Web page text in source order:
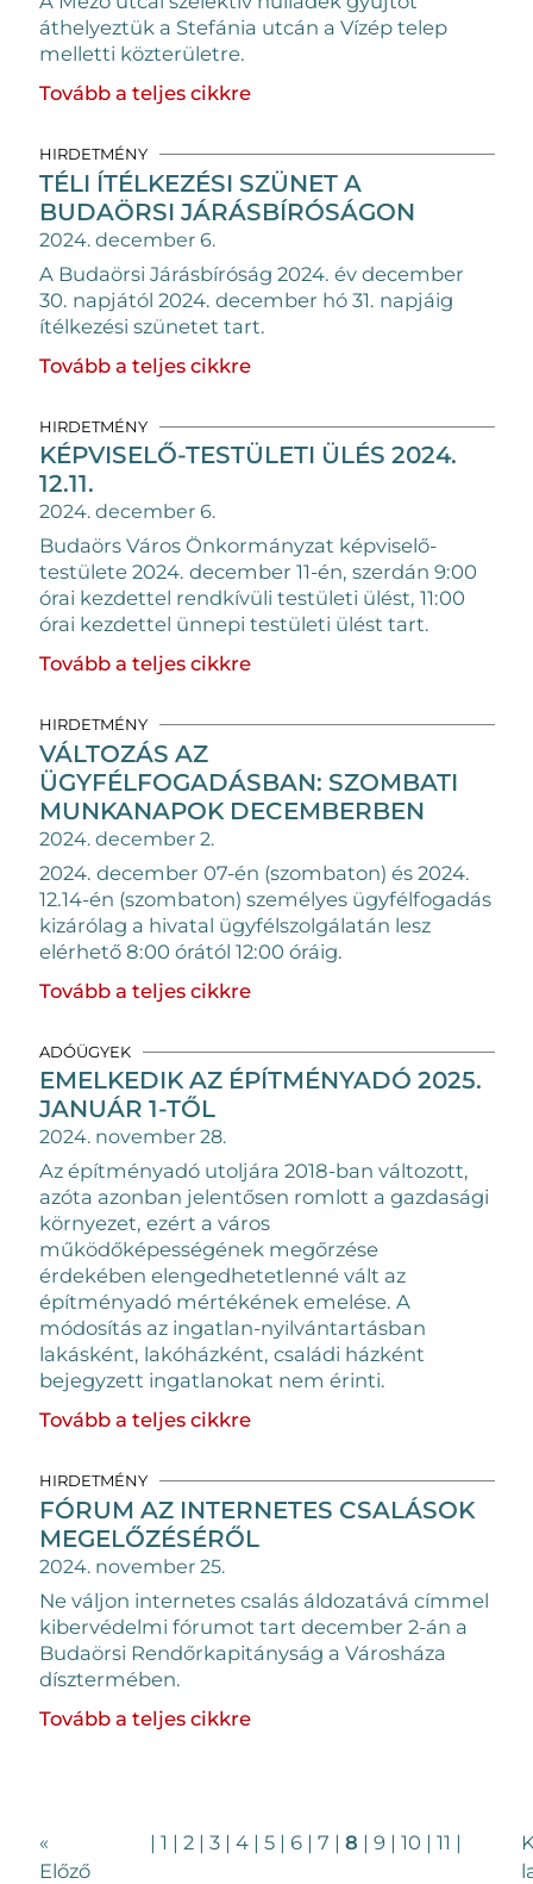
áthelyeztük a Stefánia utcán a Vízép telep
melletti közterületre.
Tovább a teljes cikkre
HIRDETMÉNY
TÉLI ÍTÉLKEZÉSI SZÜNET A
BUDAÖRSI JÁRÁSBÍRÓSÁGON
2024. december 6.
A Budaörsi Járásbíróság 2024. év december
30. napjától 2024. december hó 31. napjáig
ítélkezési szünetet tart.
Tovább a teljes cikkre
HIRDETMÉNY
KÉPVISELŐ-TESTÜLETI ÜLÉS 2024.
12.11.
2024. december 6.
Budaörs Város Önkormányzat képviselő-
testülete 2024. december 11-én, szerdán 9:00
órai kezdettel rendkívüli testületi ülést, 11:00
órai kezdettel ünnepi testületi ülést tart.
Tovább a teljes cikkre
HIRDETMÉNY
VÁLTOZÁS AZ
ÜGYFÉLFOGADÁSBAN: SZOMBATI
MUNKANAPOK DECEMBERBEN
2024. december 2.
2024. december 07-én (szombaton) és 2024.
12.14-én (szombaton) személyes ügyfélfogadás
kizárólag a hivatal ügyfélszolgálatán lesz
elérhető 8:00 órától 12:00 óráig.
Tovább a teljes cikkre
ADÓÜGYEK
EMELKEDIK AZ ÉPÍTMÉNYADÓ 2025.
JANUÁR 1-TŐL
2024. november 28.
Az építményadó utoljára 2018-ban változott,
azóta azonban jelentősen romlott a gazdasági
környezet, ezért a város
működőképességének megőrzése
érdekében elengedhetetlenné vált az
építményadó mértékének emelése. A
módosítás az ingatlan-nyilvántartásban
lakásként, lakóházként, családi házként
bejegyzett ingatlanokat nem érinti.
Tovább a teljes cikkre
HIRDETMÉNY
FÓRUM AZ INTERNETES CSALÁSOK
MEGELŐZÉSÉRŐL
2024. november 25.
Ne váljon internetes csalás áldozatává címmel
kibervédelmi fórumot tart december 2-án a
Budaörsi Rendőrkapitányság a Városháza
dísztermében.
Tovább a teljes cikkre
«
Előző
| 1 | 2 | 3 | 4 | 5 | 6 | 7 | 8 | 9 | 10 | 11 |